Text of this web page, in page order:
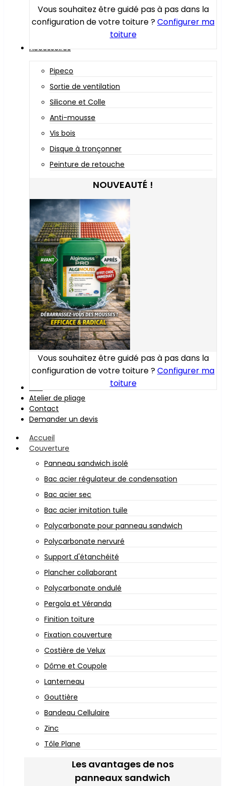
Vous souhaitez être guidé pas à pas dans la
configuration de votre toiture ?Configurer ma
toiture
Accessoires
Pipeco
Sortie de ventilation
Silicone et Colle
Anti-mousse
Vis bois
Disque à tronçonner
Peinture de retouche
NOUVEAUTÉ !
Vous souhaitez être guidé pas à pas dans la
configuration de votre toiture ?Configurer ma
toiture
Atelier de pliage
Contact
Demander un devis
Accueil
Couverture
Panneau sandwich isolé
Bac acier régulateur de condensation
Bac acier sec
Bac acier imitation tuile
Polycarbonate pour panneau sandwich
Polycarbonate nervuré
Support d'étanchéité
Plancher collaborant
Polycarbonate ondulé
Pergola et Véranda
Finition toiture
Fixation couverture
Costière de Velux
Dôme et Coupole
Lanterneau
Gouttière
Bandeau Cellulaire
Zinc
Tôle Plane
Les avantages de nos
panneaux sandwich